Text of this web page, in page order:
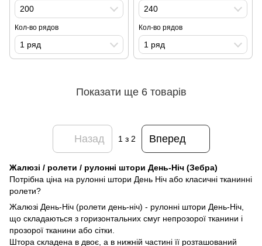
Жалюзі / ролети / рулонні штори День-Ніч (Зебра)
Потрібна ціна на рулонні штори День Ніч або класичні тканинні
ролети?
Жалюзі День-Ніч (ролети день-ніч) - рулонні штори День-Ніч,
що складаються з горизонтальних смуг непрозорої тканини і
прозорої тканини або сітки.
Штора складена в двоє, а в нижній частині її розташований
200
Кол-во рядов
1 ряд
240
Кол-во рядов
1 ряд
Показати ще 6 товарів
Назад 1з 2 Вперед